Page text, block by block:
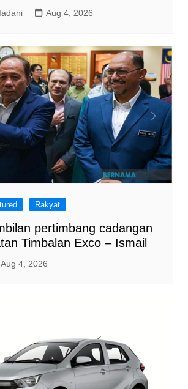
Aug 4, 2026
Rakyat
pertimbang cadangan
Timbalan Exco – Ismail
Aug 4, 2026